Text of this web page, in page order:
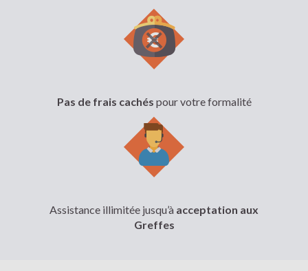
Pas de frais cachés pour votre formalité
Assistance illimitée jusqu’à acceptation aux
Greffes